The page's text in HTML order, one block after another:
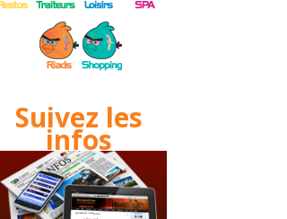
Suivez les
infos